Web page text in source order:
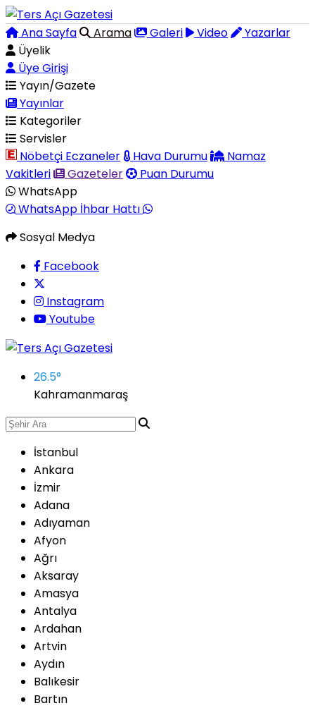
Ana Sayfa Arama Galeri Video
Yazarlar
Üyelik
Üye Girişi
Yayın/Gazete
Yayınlar
Kategoriler
Servisler
Nöbetçi Eczaneler
Hava Durumu
Namaz
Vakitleri
Gazeteler
Puan Durumu
WhatsApp
WhatsApp İhbar Hattı
Sosyal Medya
Facebook
Instagram
Youtube
26.5°
Kahramanmaraş
İstanbul
Ankara
İzmir
Adana
Adıyaman
Afyon
Ağrı
Aksaray
Amasya
Antalya
Ardahan
Artvin
Aydın
Balıkesir
Bartın